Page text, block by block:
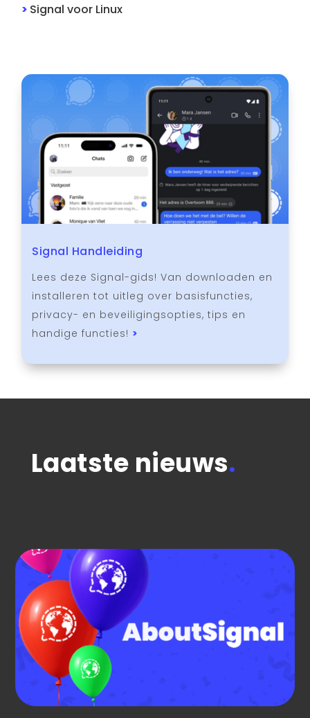
> Signalvoor Linux
Signal Handleiding
Lees deze Signal-gids! Van downloaden en
installeren tot uitleg over basisfuncties,
privacy- en beveiligingsopties, tips en
handige functies! >
Laatste nieuws.